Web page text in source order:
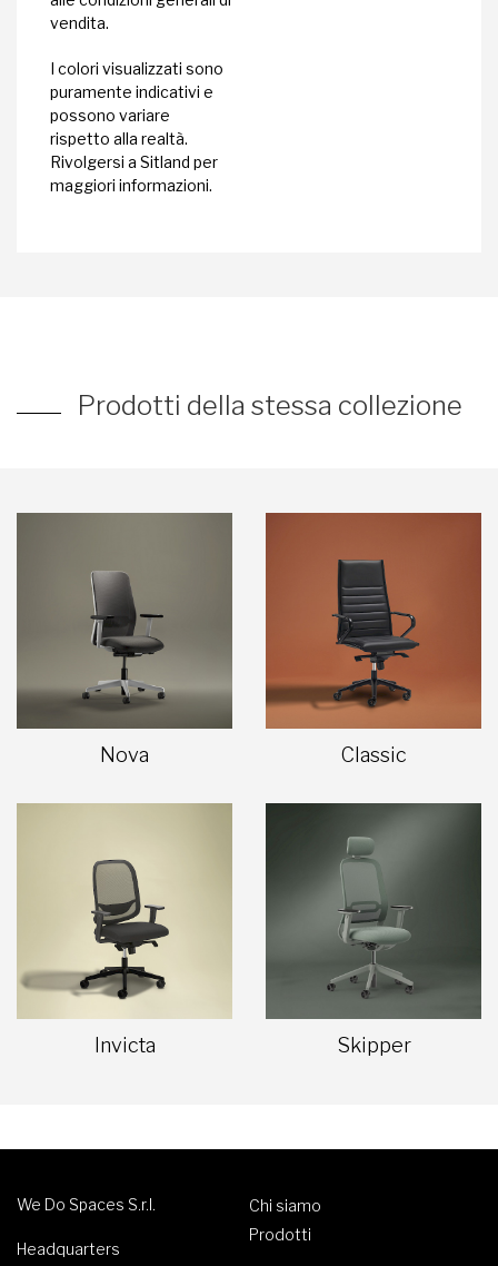
vendita.
I colori visualizzati sono
puramente indicativi e
possono variare
rispetto alla realtà.
Rivolgersi a Sitland per
maggiori informazioni.
Prodotti della stessa collezione
Nova Classic
Invicta Skipper
We Do Spaces S.r.l.
Headquarters
Chi siamo
Prodotti